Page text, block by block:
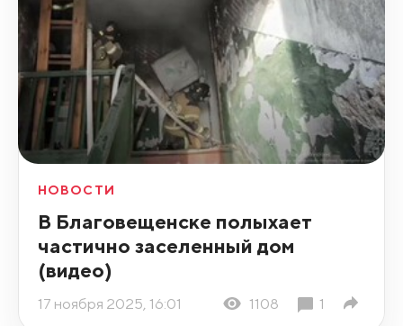
НОВОСТИ
В Благовещенске полыхает
частично заселенный дом
(видео)
17 ноября 2025, 16:01 1108 1